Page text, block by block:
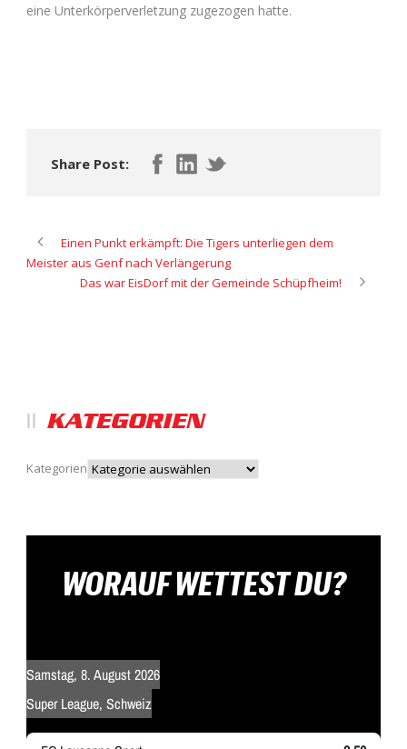
eine Unterkörperverletzung zugezogen hatte.
Share Post:
Einen Punkt erkämpft: Die Tigers unterliegen dem
Meister aus Genf nach Verlängerung
Das war EisDorf mit der Gemeinde Schüpfheim!
KATEGORIEN
Kategorien